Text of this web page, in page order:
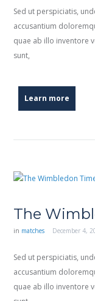
Sed ut perspiciatis,
accusantium
quae ab illo inventore
sunt,
Learn more
The
in matches December 4,
Sed ut perspiciatis,
accusantium
quae ab illo inventore